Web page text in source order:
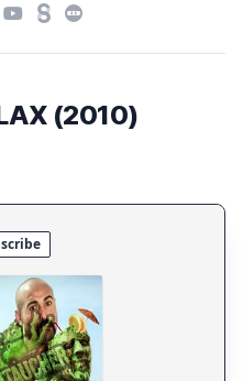
YouTube
SteadyLetterboxd
(2010)